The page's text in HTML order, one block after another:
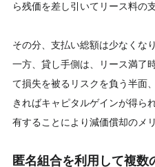
ら残価を差し引いてリース料の
その分、支払い総額は少なくな
一方、貸し手側は、リース満了
て損失を被るリスクを負う半面
きればキャピタルゲインが得ら
有することにより減価償却のメ
匿名組合を利用して複数